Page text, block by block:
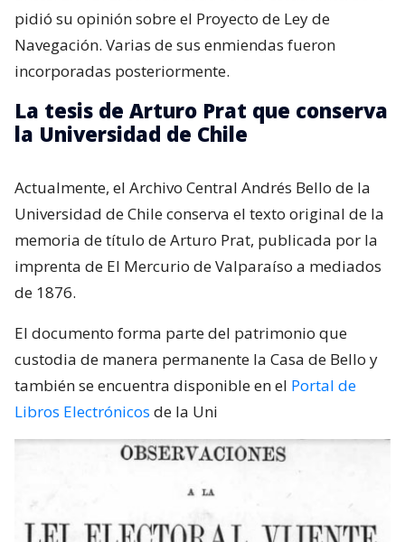
pidió su opinión sobre el Proyecto de Ley de
Navegación. Varias de sus enmiendas fueron
incorporadas posteriormente.
La tesis de Arturo Prat que conserva
la Universidad de Chile
Actualmente, el Archivo Central Andrés Bello de la
Universidad de Chile conserva el texto original de la
memoria de título de Arturo Prat, publicada por la
imprenta de El Mercurio de Valparaíso a mediados
de 1876.
El documento forma parte del patrimonio que
custodia de manera permanente la Casa de Bello y
también se encuentra disponible en el Portal de
Libros Electrónicos de la Uni